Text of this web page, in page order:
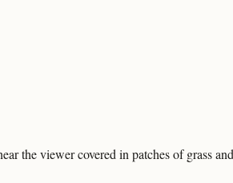
the viewer covered in patches of grass